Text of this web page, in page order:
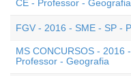
CE - Professor - Geografia
FGV - 2016 - SME - SP -
MS CONCURSOS - 2016
Professor - Geografia